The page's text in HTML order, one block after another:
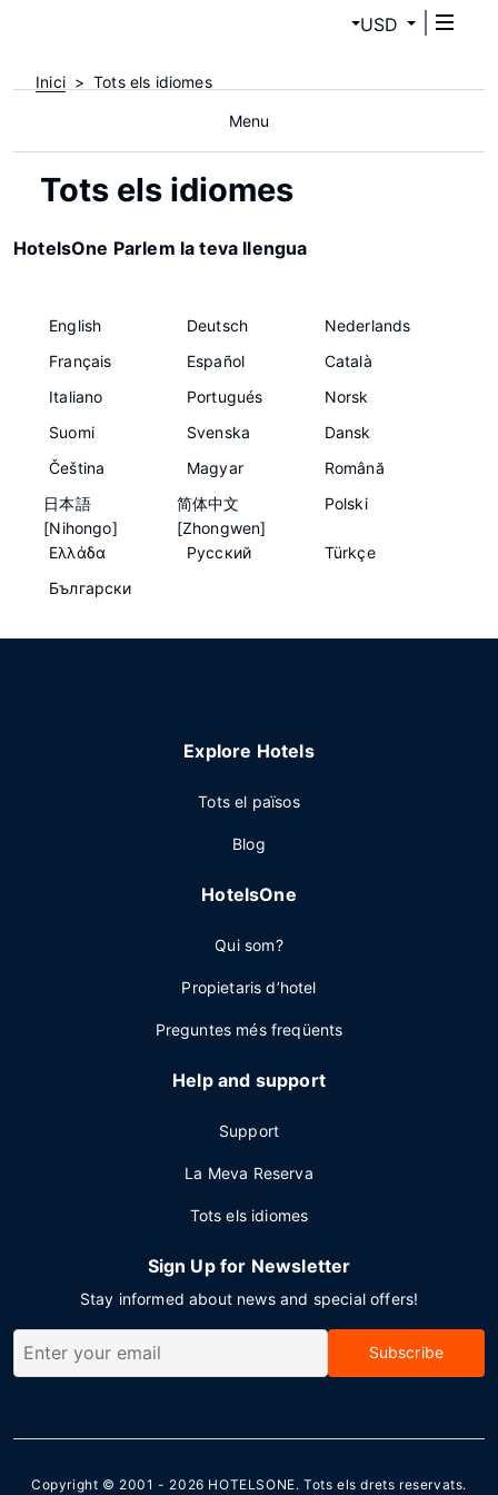
USD
Inici Tots els idiomes
Menu
Tots els idiomes
HotelsOne Parlem la teva llengua
English Deutsch
Nederlands
Français
Español
Català
Italiano
Portugués
Norsk
Suomi
Svenska
Dansk
Čeština
Magyar
Română
日本語
[Nihongo]
简体中文
[Zhongwen]
Polski
Ελλάδα Русский
Türkçe
Български
Explore Hotels
Tots el països
Blog
HotelsOne
Qui som?
Propietaris d’hotel
Preguntes més freqüents
Help and support
Support
La Meva Reserva
Tots els idiomes
Sign Up for Newsletter
Stay informed about news and special offers!
Subscribe
Copyright © 2001 - 2026 HOTELSONE. Tots els drets reservats.